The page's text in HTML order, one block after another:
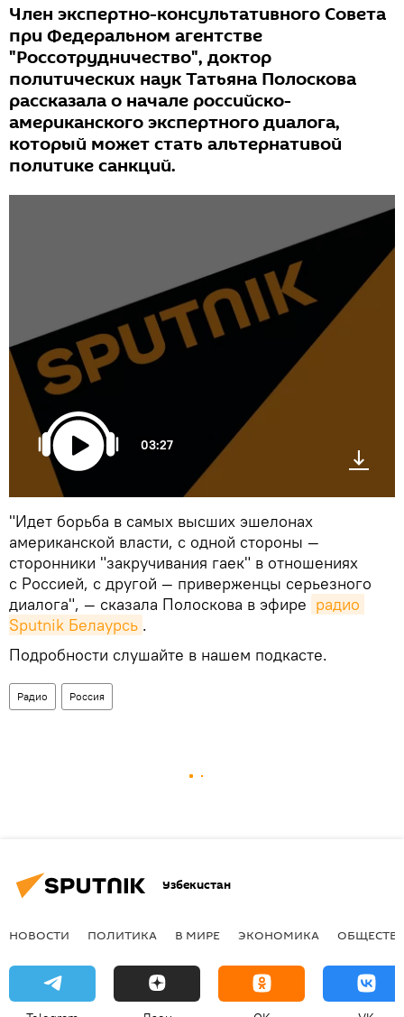
Член экспертно-консультативного Совета
при Федеральном агентстве
"Россотрудничество", доктор
политических наук Татьяна Полоскова
рассказала о начале российско-
американского экспертного диалога,
который может стать альтернативой
политике санкций.
03:27
"Идет борьба в самых высших эшелонах
американской власти, с одной стороны —
сторонники "закручивания гаек" в отношениях
с Россией, с другой — приверженцы серьезного
диалога", — сказала Полоскова в эфире радио
Sputnik Белаурсь .
Подробности слушайте в нашем подкасте.
Радио Россия
Узбекистан
НОВОСТИ ПОЛИТИКА В МИРЕ ЭКОНОМИКА